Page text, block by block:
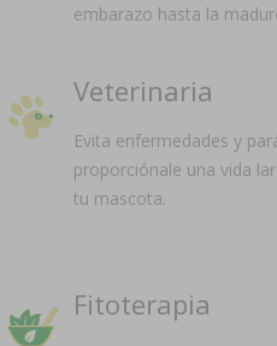
embarazo hasta la
Veterinaria
Evita enfermedades y
proporciónale una vida
tu mascota.
Fitoterapia